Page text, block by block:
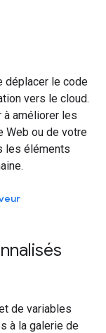
déplacer le code
vers le cloud.
à améliorer les
Web ou de votre
les éléments
de variables
à la galerie de